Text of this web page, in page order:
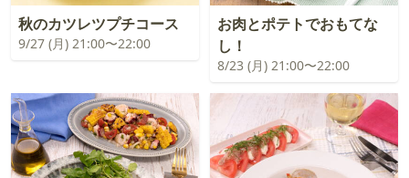
秋のカツレツプチコース
9/27 (月) 21:00〜22:00
お肉とポテトでおもてな
し！
8/23 (月) 21:00〜22:00